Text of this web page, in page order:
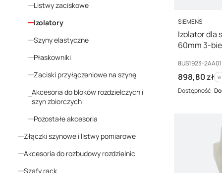
Listwy zaciskowe
Izolatory
Szyny elastyczne
Płaskowniki
Zaciski przyłączeniowe na szynę
Akcesoria do bloków rozdzielczych i
szyn zbiorczych
Pozostałe akcesoria
Złączki szynowe i listwy pomiarowe
Akcesoria do rozbudowy rozdzielnic
Szafy rack
PRODUCENT
SIEMENS
Izolator dla
60mm 3-
/10szt./
Kod producenta
8US1923-2AA01
Cena brutto
898,80 zł w
w
Dostępność: